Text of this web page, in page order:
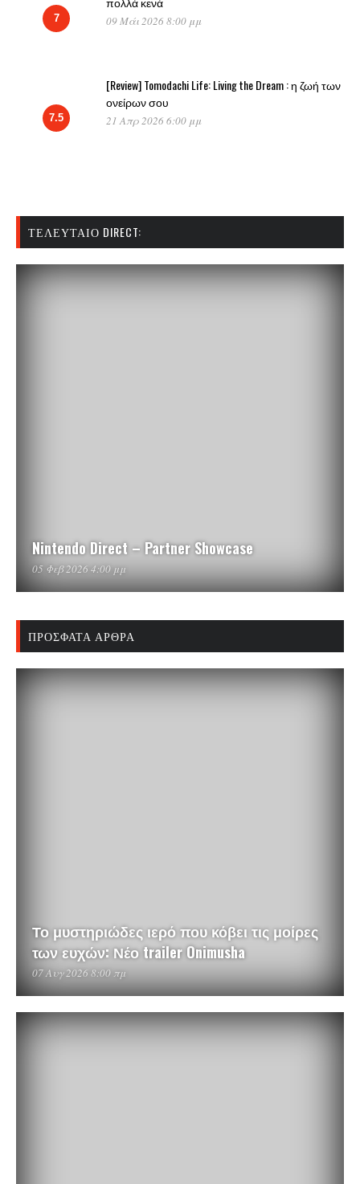
7 09 Μάι 2026 8:00 μμ
7.5
[Review] Tomodachi Life: Living the Dream : η ζωή των
ονείρων σου
21 Απρ 2026 6:00 μμ
ΤΕΛΕΥΤΑΊΟ DIRECT:
Nintendo Direct – Partner Showcase
05 Φεβ 2026 4:00 μμ
ΠΡΌΣΦΑΤΑ ΆΡΘΡΑ
Το μυστηριώδες ιερό που κόβει τις μοίρες
των ευχών: Νέο trailer Onimusha
07 Αυγ 2026 8:00 πμ